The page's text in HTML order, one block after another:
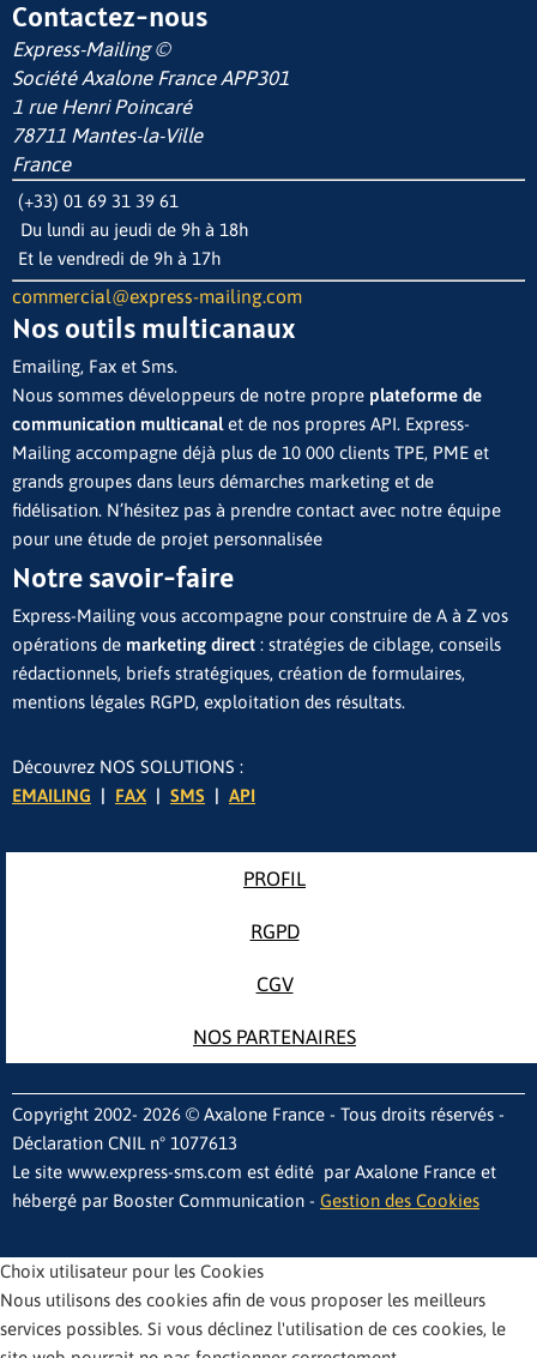
Contactez-nous
Express-Mailing ©
Société Axalone France APP301
1 rue Henri Poincaré
78711 Mantes-la-Ville
France
(+33) 01 69 31 39 61
Du lundi au jeudi de 9h à 18h
Et le vendredi de 9h à 17h
commercial@express-mailing.com
Nos outils multicanaux
Emailing, Fax et Sms.
Nous sommes développeurs de notre propre plateforme de
communication multicanalet de nos propres API. Express-
Mailing accompagne déjà plus de 10 000 clients TPE, PME et
grands groupes dans leurs démarches marketing et de
fidélisation. N’hésitez pas à prendre contact avec notre équipe
pour une étude de projet personnalisée
Notre savoir-faire
Express-Mailing vous accompagne pour construire de A à Z vos
opérations de marketing direct : stratégies de ciblage, conseils
rédactionnels, briefs stratégiques, création de formulaires,
mentions légales RGPD, exploitation des résultats.
Découvrez NOS SOLUTIONS :
EMAILING | FAX | SMS | API
PROFIL
RGPD
CGV
NOS PARTENAIRES
Copyright 2002- 2026 © Axalone France - Tous droits réservés -
Déclaration CNIL n° 1077613
Le site www.express-sms.com est édité par Axalone France et
hébergé par Booster Communication - Gestion des Cookies
Choix utilisateur pour les Cookies
Nous utilisons des cookies afin de vous proposer les meilleurs
services possibles. Si vous déclinez l'utilisation de ces cookies, le